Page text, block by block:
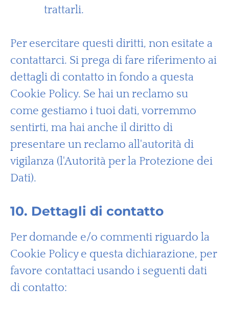
trattarli.
Per esercitare questi diritti, non esitate a
contattarci. Si prega di fare riferimento ai
dettagli di contatto in fondo a questa
Cookie Policy. Se hai un reclamo su
come gestiamo i tuoi dati, vorremmo
sentirti, ma hai anche il diritto di
presentare un reclamo all'autorità di
vigilanza (l'Autorità per la Protezione dei
Dati).
10. Dettagli di contatto
Per domande e/o commenti riguardo la
Cookie Policy e questa dichiarazione, per
favore contattaci usando i seguenti dati
di contatto: